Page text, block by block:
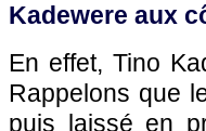
Kadewere aux
En effet, Tino
Rappelons que
puis laissé en